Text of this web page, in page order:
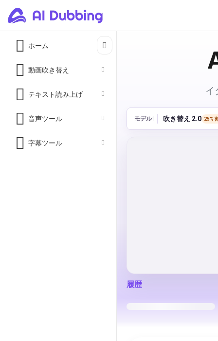
ホーム
動画吹き替え
テキスト読み上げ
音声ツール
字幕ツール
イ
モデル 吹き替え 2.0 25%
履歴